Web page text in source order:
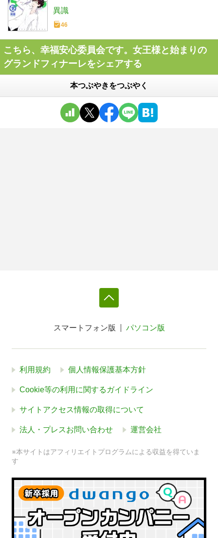
異識
46
こちら、幸福安心委員会です。女王様と始まりの
グランドフィナーレをシェアする
本つぶやきをつぶやく
スマートフォン版 パソコン版
利用規約 個人情報保護基本方針
Cookie等の利用に関するガイドライン
サイトアクセス情報の取得について
法人・プレスお問い合わせ 運営会社
※本サイトはアフィリエイトプログラムによる収益を得ていま
す